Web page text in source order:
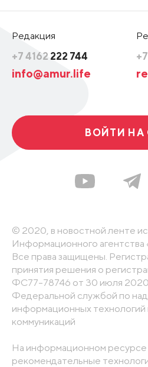
Редакция
+7 4162 222 744
info@amur.life
ВОЙТИ НА
© 2020, в новостной ленте
Информационного агентства
Все права защищены.
принятия решения о
ФС77-78746 от 30 июля 2020
Федеральной службой по
информационных технологий
коммуникаций
На информационном
рекомендательные